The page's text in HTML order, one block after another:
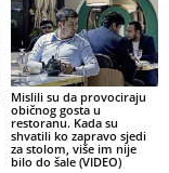
Mislili su da provociraju
običnog gosta u
restoranu. Kada su
shvatili ko zapravo sjedi
za stolom, više im nije
bilo do šale (VIDEO)